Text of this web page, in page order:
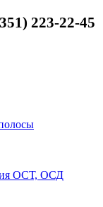
223-22-45
ОСТ, ОСД